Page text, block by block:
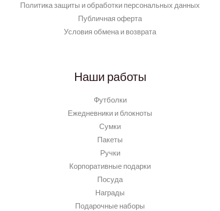
Политика защиты и обработки персональных данных
Публичная оферта
Условия обмена и возврата
Наши работы
Футболки
Ежедневники и блокноты
Сумки
Пакеты
Ручки
Корпоративные подарки
Посуда
Награды
Подарочные наборы